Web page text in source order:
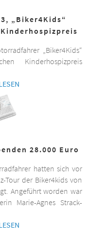
„Biker4Kids“
„Biker4Kids“
Kinderhospizpreis
28.000 Euro
hatten sich vor
Tour der Biker4kids von
Angeführt worden war
Marie-Agnes Strack-